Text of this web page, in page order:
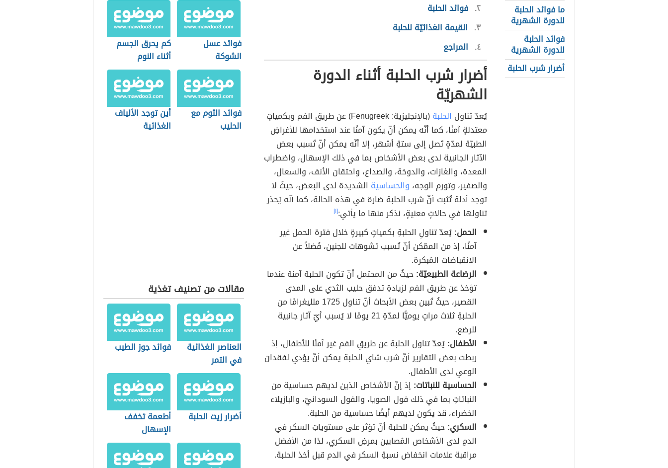
ما فوائد الحلبة
للدورة الشهرية
فوائد الحلبة
للدورة الشهرية
أضرار شرب الحلبة
٢ فوائد الحلبة
٣ القيمة الغذائيّة للحلبة
٤ المراجع
أضرار شرب الحلبة أثناء الدورة
الشهريّة
يُعدّ تناول الحلبة
(بالإنجليزية: Fenugreek) عن طريق الفم وبكمياتٍ
معتدلةٍ آمنًا، كما أنّه يمكن أنّ يكون آمنًا عند استخدامها للأغراضِ
الطبيّة لمدّةٍ تَصل إلى ستةِ أشهر، إلا أنّه يمكن أنّ تُسبب بعض
الآثار الجانبية لدى بعض الأشخاص بما في ذلك الإسهال، واضطراب
المعدة، والغازات، والدوخة، والصداع، واحتقان الأنف، والسعال،
والصفير، وتورم الوجه، والحساسية الشديدة لدى البعض، حيثُ لا
توجد أدلة تُثبت أنّ شرب الحلبة ضارة في هذه الحالة، كما أنّه يُحذر
تناولها في حالاتٍ معنيةٍ، نذكر منها ما يأتي:[١]
الحمل:يُعدّ تناولِ الحلبةِ بكمياتٍ كبيرةٍ خلال فترة الحمل غير
آمنًا، إذ من الممّكن أنّ تُسبب تشوهات للجنين، فُضلاً عن
الانقباضات المُبكرة.
الرضاعة الطبيعيّة:حيثُ من المحتمل أنّ تكون الحلبة آمنة عندما
تؤخذ عن طريق الفم لزيادةِ تدفق حليب الثدي على المدى
القصير، حيثُ تُبين بعض الأبحاث أنّ تناول 1725 ملليغرامًا من
الحلبةِ ثلاث مراتٍ يوميًّا لمدّةِ 21 يومًا لا يُسبب أيّ آثار جانبية
للرضع.
الأطفال:يُعدّ تناول الحلبة عن طريقِ الفم غير آمنًا للأطفال، إذ
ربطت بعض التقارير أنّ شرب شاي الحلبة يمكن أنّ يؤدي لفقدان
الوعي لدى الأطفال.
الحساسية للنباتات: إذ إنّ الأشخاص الذين لديهم حساسية من
النباتاتِ بما في ذلك فول الصويا، والفول السودانيّ، والبازيلاء
الخضراء، قد يكون لديهم أيضًا حساسية من الحلبة.
السكري:حيثُ يمكن للحلبة أنّ تؤثر على مستوياتِ السكر في
الدمِ لدى الأشخاص المُصابين بمرضِ السكري، لذا من الأفضل
مراقبة علامات انخفاض نسبةِ السكر في الدم قبل أخذ الحلبة.
فوائد عسل
الشوكة
كم يحرق الجسم
أثناء النوم
فوائد الثوم مع
الحليب
أين توجد الألياف
الغذائية
مقالات من تصنيف تغذية
العناصر الغذائية
في التمر
فوائد جوز الطيب
أضرار زيت الحلبة
أطعمة تخفف
الإسهال